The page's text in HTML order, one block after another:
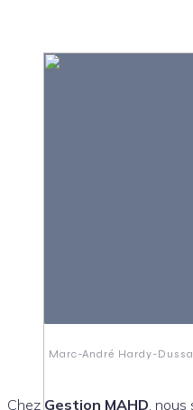
Marc-André Hardy-
Chez Gestion MAHD ,